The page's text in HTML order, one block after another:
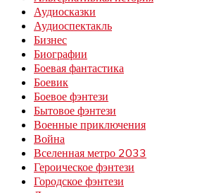
Аудиосказки
Аудиоспектакль
Бизнес
Биографии
Боевая фантастика
Боевик
Боевое фэнтези
Бытовое фэнтези
Военные приключения
Война
Вселенная метро 2033
Героическое фэнтези
Городское фэнтези